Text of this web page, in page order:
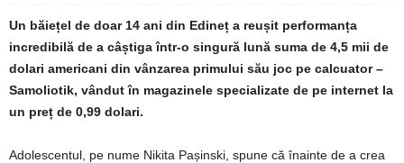
Un băiețel de doar 14 ani din Edineț a reușit performanța
incredibilă de a câștiga într-o singură lună suma de 4,5 mii de
dolari americani din vânzarea primului său joc pe calcuator –
Samoliotik, vândut în magazinele specializate de pe internet la
un preț de 0,99 dolari.
Adolescentul, pe nume Nikita Pașinski, spune că înainte de a crea